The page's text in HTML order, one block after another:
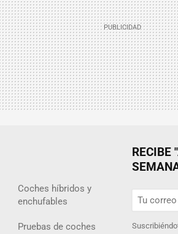
RECIBE
Coches híbridos y
enchufables
Pruebas de coches